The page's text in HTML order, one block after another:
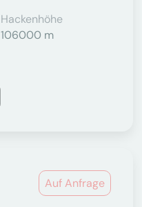
Hackenhöhe
106000 m
Auf Anfrage